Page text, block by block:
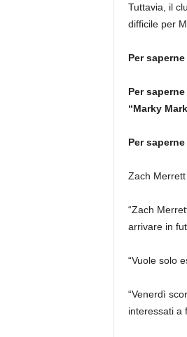
Tuttavia, il
difficile per
Per
Per
“Marky
Per
Zach
“Zach
arrivare in
“Vuole solo
“Venerdì
interessati a